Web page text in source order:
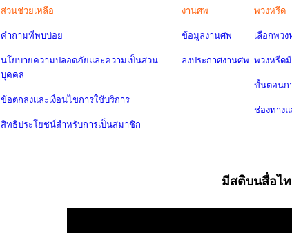
ส่วนช่วยเหลือ
คำถามที่พบบ่อย
นโยบายความปลอดภัยและความเป็นส่วน
บุคคล
ข้อตกลงและเงื่อนไขการใช้บริการ
สิทธิประโยชน์สำหรับการเป็นสมาชิก
งานศพ
ข้อมูลงานศพ
ลงประกาศงานศพ
พวงหรีด
เลือกพวง
พวงหรีด
ขั้นตอนก
ช่องทาง
มีสติบนสื่อไ